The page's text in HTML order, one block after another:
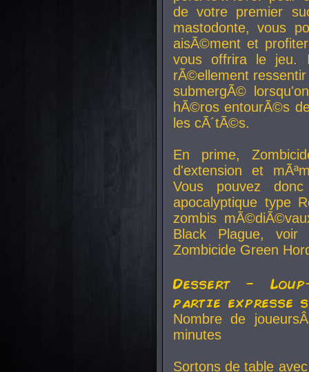
de votre premier
mastodonte, vous
aisÃ©ment et
vous offrira le jeu.
rÃ©ellement
submergÃ©
hÃ©ros entourÃ©s
les cÃ´tÃ©s.
En prime,
d'extension et
Vous pouvez
apocalyptique type
zombis
Black Plague,
Zombicide Green
Dessert -
partie expresse
Nombre de
minutes
Sortons de table